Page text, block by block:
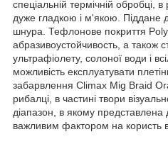
спеціальній термічній обробці, в
дуже гладкою і м'якою. Піддане
шнура. Тефлонове покриття
абразивоустойчивость, а також
ультрафіолету, солоної води і
можливість експлуатувати
забарвлення Climax Mig Braid
рибалці, в частині твори
діапазон, в якому
важливим фактором на користь